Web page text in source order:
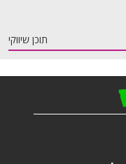
תוכן שיווקי